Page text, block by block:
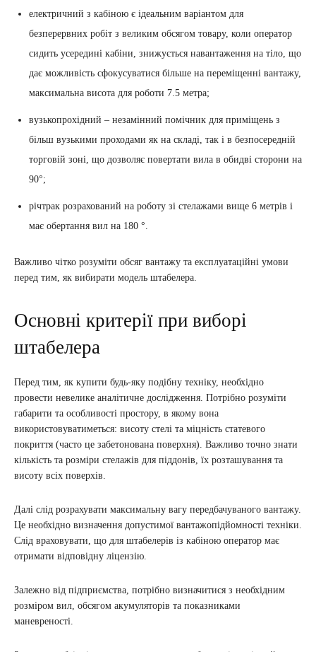
електричний з кабіною є ідеальним варіантом для
безперервних робіт з великим обсягом товару, коли оператор
сидить усередині кабіни, знижується навантаження на тіло, що
дає можливість сфокусуватися більше на переміщенні вантажу,
максимальна висота для роботи 7.5 метра;
вузькопрохідний – незамінний помічник для приміщень з
більш вузькими проходами як на складі, так і в безпосередній
торговій зоні, що дозволяє повертати вила в обидві сторони на
90°;
річтрак розрахований на роботу зі стелажами вище 6 метрів і
має обертання вил на 180 °.
Важливо чітко розуміти обсяг вантажу та експлуатаційні умови
перед тим, як вибирати модель штабелера.
Основні критерії при виборі
штабелера
Перед тим, як купити будь-яку подібну техніку, необхідно
провести невелике аналітичне дослідження. Потрібно розуміти
габарити та особливості простору, в якому вона
використовуватиметься: висоту стелі та міцність статевого
покриття (часто це забетонована поверхня). Важливо точно знати
кількість та розміри стелажів для піддонів, їх розташування та
висоту всіх поверхів.
Далі слід розрахувати максимальну вагу передбачуваного вантажу.
Це необхідно визначення допустимої вантажопідйомності техніки.
Слід враховувати, що для штабелерів із кабіною оператор має
отримати відповідну ліцензію.
Залежно від підприємства, потрібно визначитися з необхідним
розміром вил, обсягом акумуляторів та показниками
маневреності.